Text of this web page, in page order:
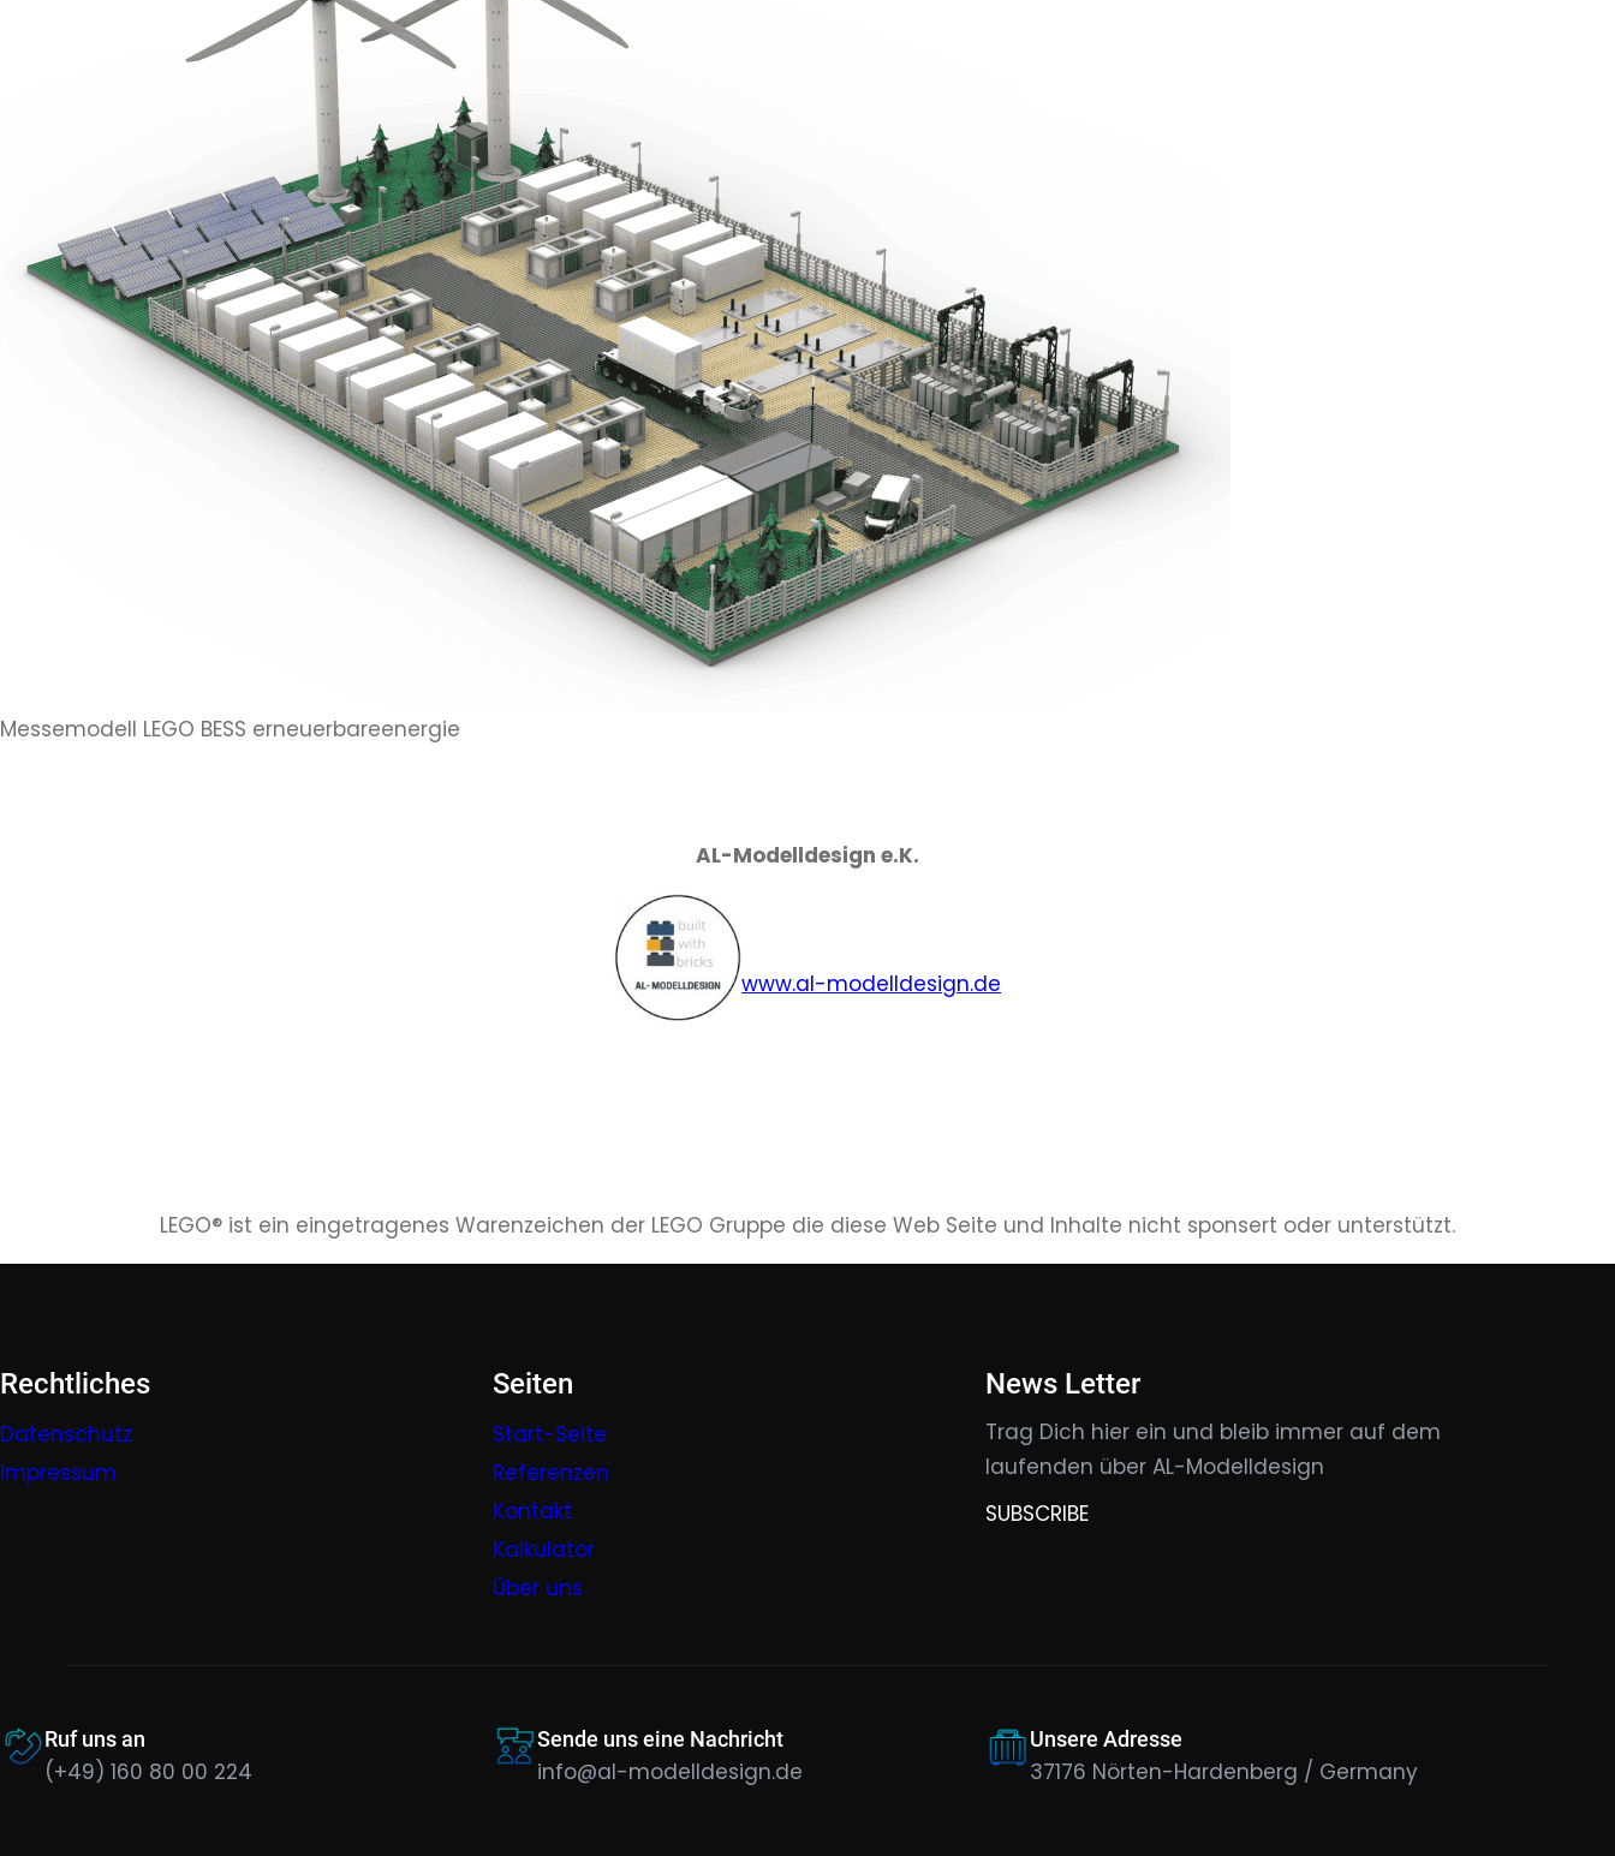
Messemodell LEGO BESS erneuerbareenergie
AL-Modelldesign e.K.
www.al-modelldesign.de
LEGO® ist ein eingetragenes Warenzeichen der LEGO Gruppe die diese Web Seite und Inhalte nicht sponsert oder unterstützt.
Rechtliches
Datenschutz
Impressum
Seiten
Start-Seite
Referenzen
Kontakt
Kalkulator
Über uns
News Letter
Trag Dich hier ein und bleib immer auf dem
laufenden über AL-Modelldesign
SUBSCRIBE
Ruf uns an
(+49) 160 80 00 224
Sende uns eine Nachricht
info@al-modelldesign.de
Unsere Adresse
37176 Nörten-Hardenberg / Germany